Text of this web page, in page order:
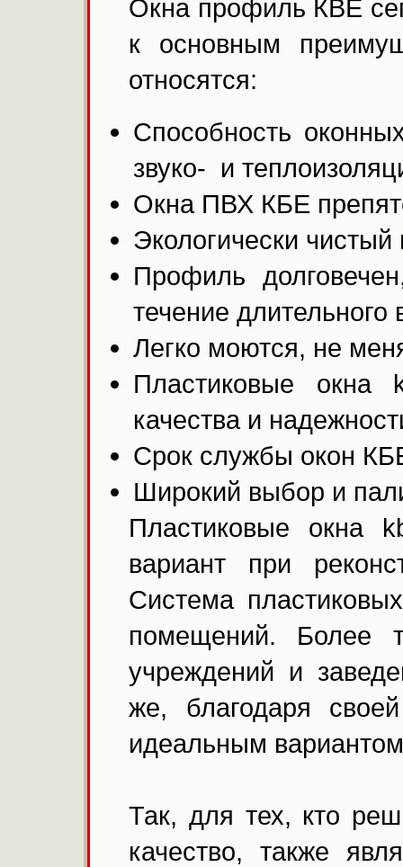
Окна профиль КВЕ
к основным
относятся:
Способность
звуко- и
Окна ПВХ КБЕ
Экологически
Профиль
течение длительного
Легко моются, не
Пластиковые
качества и
Срок службы окон
Широкий выбор и
Пластиковые окна
вариант при
Система
помещений. Более
учреждений и
же, благодаря
идеальным
Так, для тех, кто
качество, также